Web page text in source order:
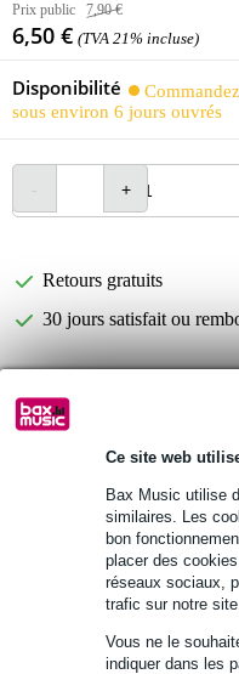
Ce site web
Bax Music utilise
similaires. Les
bon
placer des
réseaux sociaux,
trafic sur notre site.
Vous ne le
indiquer dans les
Prix public 7,90 €
6,50 € (TVA 21% incluse)
Disponibilité
sous environ 6 jours ouvrés
Retours gratuits
30 jours satisfait ou
Retrait gratuit en
Informations
matériau : métal, plastique
couleur : noir
anneau extérieur : plastique